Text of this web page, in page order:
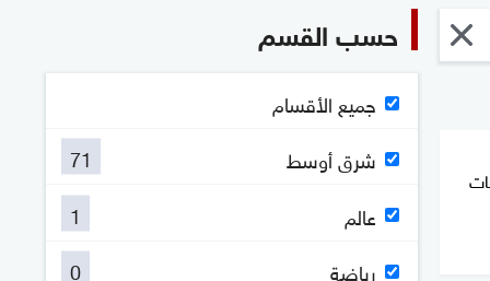
حسب القسم
جميع الأقسام
شرق أوسط
71
عالم
1
رياضة
0